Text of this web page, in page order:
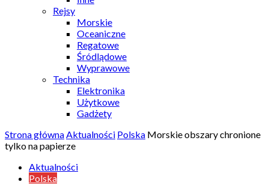
Rejsy
Morskie
Oceaniczne
Regatowe
Śródlądowe
Wyprawowe
Technika
Elektronika
Użytkowe
Gadżety
Strona głównaAktualności Polska Morskie obszary chronione
tylko na papierze
Aktualności
Polska